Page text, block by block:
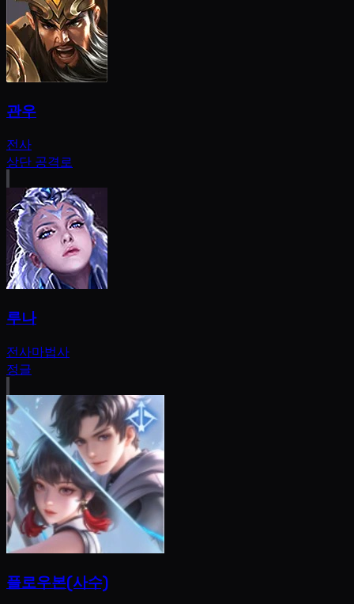
관우
전사
상단 공격로
루나
전사마법사
정글
플로우본(사수)